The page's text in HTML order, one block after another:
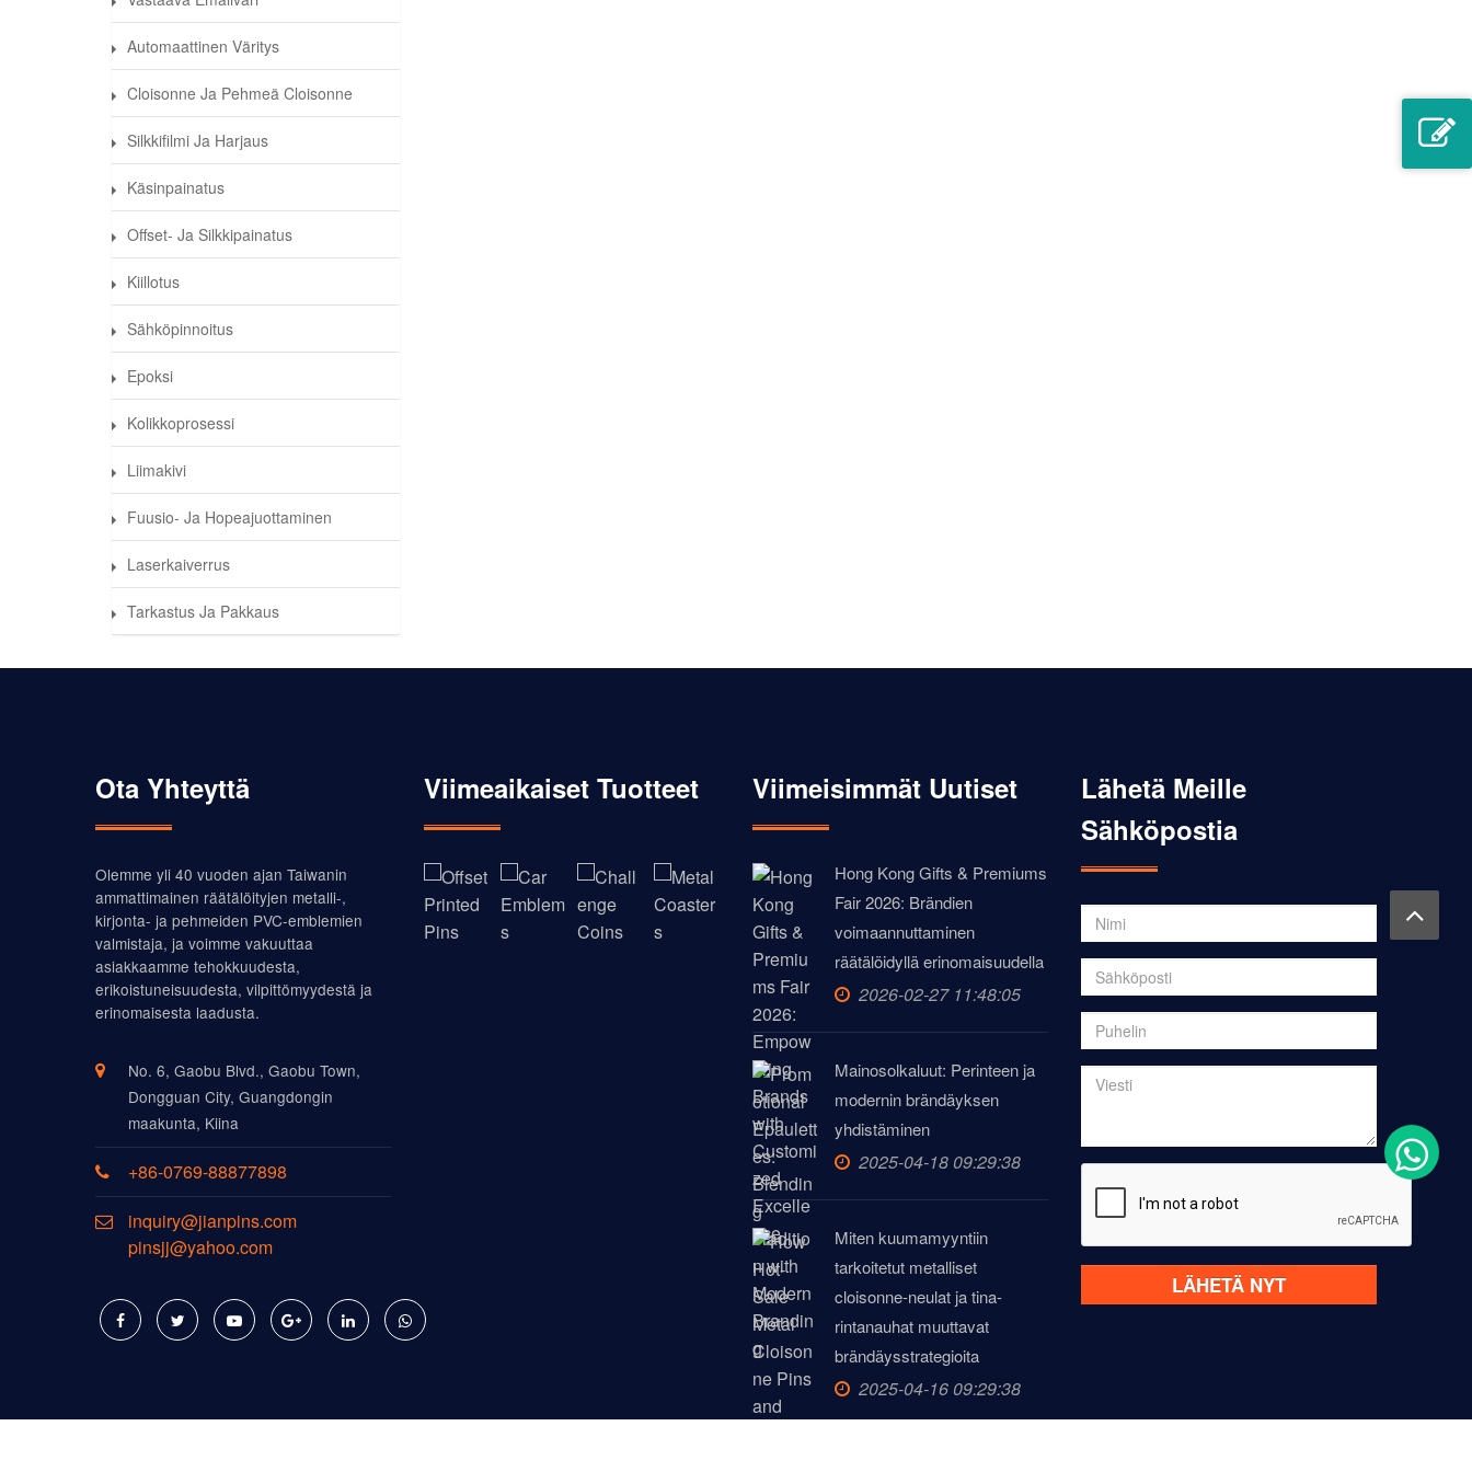
Automaattinen Väritys
Cloisonne Ja Pehmeä Cloisonne
Silkkifilmi Ja Harjaus
Käsinpainatus
Offset- Ja Silkkipainatus
Kiillotus
Sähköpinnoitus
Epoksi
Kolikkoprosessi
Liimakivi
Fuusio- Ja Hopeajuottaminen
Laserkaiverrus
Tarkastus Ja Pakkaus
Ota Yhteyttä
Olemme yli 40 vuoden ajan Taiwanin
ammattimainen räätälöityjen metalli-,
kirjonta- ja pehmeiden PVC-emblemien
valmistaja, ja voimme vakuuttaa
asiakkaamme tehokkuudesta,
erikoistuneisuudesta, vilpittömyydestä ja
erinomaisesta laadusta.
No. 6, Gaobu Blvd., Gaobu Town,
Dongguan City, Guangdongin
maakunta, Kiina
+86-0769-88877898
inquiry@jianpins.com
pinsjj@yahoo.com
Viimeaikaiset Tuotteet Viimeisimmät Uutiset
Hong Kong Gifts & Premiums
Fair 2026: Brändien
voimaannuttaminen
räätälöidyllä erinomaisuudella
2026-02-27 11:48:05
Mainosolkaluut: Perinteen ja
modernin brändäyksen
yhdistäminen
2025-04-18 09:29:38
Miten kuumamyyntiin
tarkoitetut metalliset
cloisonne-neulat ja tina-
rintanauhat muuttavat
brändäysstrategioita
2025-04-16 09:29:38
Lähetä Meille
Sähköpostia
LÄHETÄ NYT